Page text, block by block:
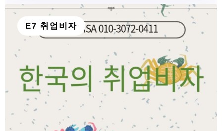
E7 취업비자